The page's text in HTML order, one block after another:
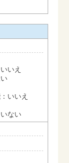
いえ
いいえ
ない